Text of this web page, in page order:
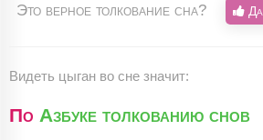
Это верное толкование сна? Да
Видеть цыган во сне значит:
По Азбуке толкованию снов